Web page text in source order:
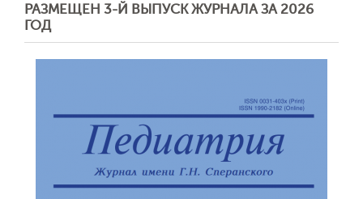
РАЗМЕЩЕН 3-Й ВЫПУСК ЖУРНАЛА ЗА 2026
ГОД